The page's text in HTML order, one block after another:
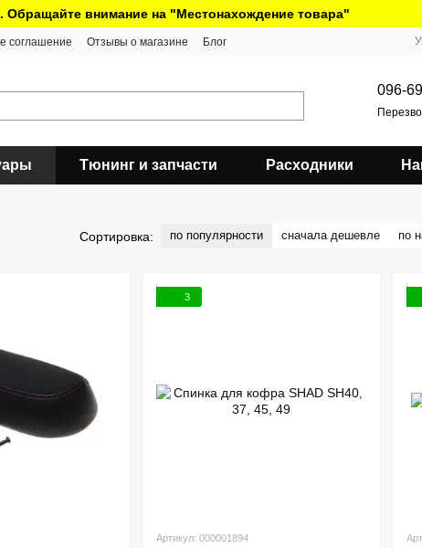
Обращайте внимание на "Местонахождение товара"
соглашение Отзывы о магазине Блог
096-
Тюнинг и запчасти Расходники
Сортировка: по популярности сначала дешевле по
3
Артикул: 000001894